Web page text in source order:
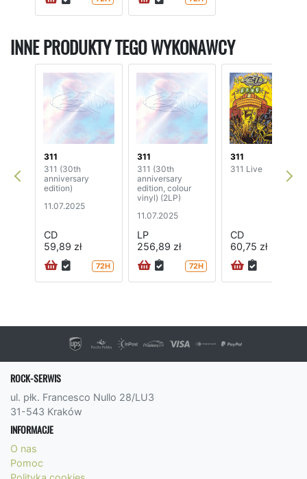
INNE PRODUKTY TEGO WYKONAWCY
311
311 (30th
anniversary
edition)
11.07.2025
CD
59,89 zł
72H
311
311 (30th
anniversary
edition, colour
vinyl) (2LP)
11.07.2025
LP
256,89 zł
72H
311
311 Live
CD
60,75 zł
ROCK-SERWIS
ul. płk. Francesco Nullo 28/LU3
31-543 Kraków
INFORMACJE
O nas
Pomoc